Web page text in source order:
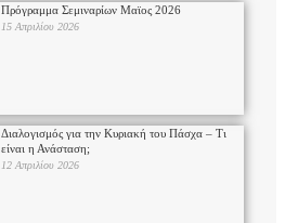
Πρόγραμμα Σεμιναρίων Μαϊος 2026
15 Απριλίου 2026
Διαλογισμός για την Κυριακή του Πάσχα – Τι
είναι η Ανάσταση;
12 Απριλίου 2026